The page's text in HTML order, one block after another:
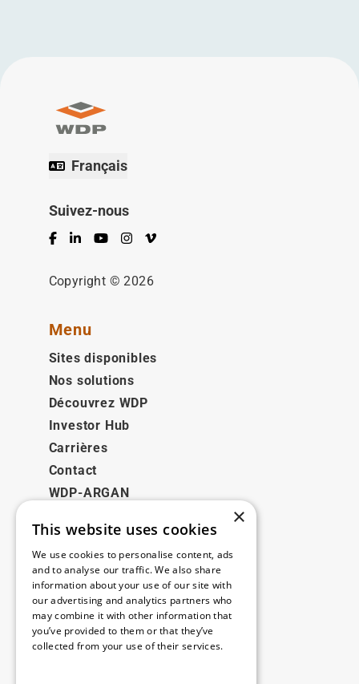
Français
Suivez-nous
Facebook
LinkedInYouTubeInstagram
Vimeo
Copyright © 2026
Menu
Sites disponibles
Nos solutions
Découvrez WDP
Investor Hub
Carrières
Contact
WDP-ARGAN
Juridique
Disclaimer
Politique de confidentialité
Cookie Policy
×
This website uses cookies
We use cookies to personalise content, ads
and to analyse our traffic. We also share
information about your use of our site with
our advertising and analytics partners who
may combine it with other information that
you’ve provided to them or that they’ve
collected from your use of their services.